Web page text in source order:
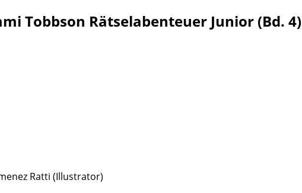
Tobbson Rätselabenteuer Junior (Bd. 4)
Ratti (Illustrator)